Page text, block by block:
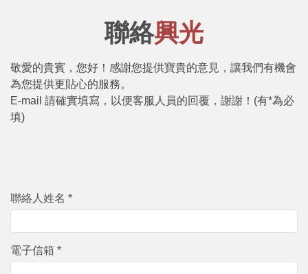
聯絡興光
敬愛的貴賓，您好！感謝您提供寶貴的意見，讓我們有機會
為您提供更貼心的服務。
E-mail 請確實填寫，以便客服人員的回覆，謝謝！(有*為必
填)
聯絡人姓名 *
電子信箱 *